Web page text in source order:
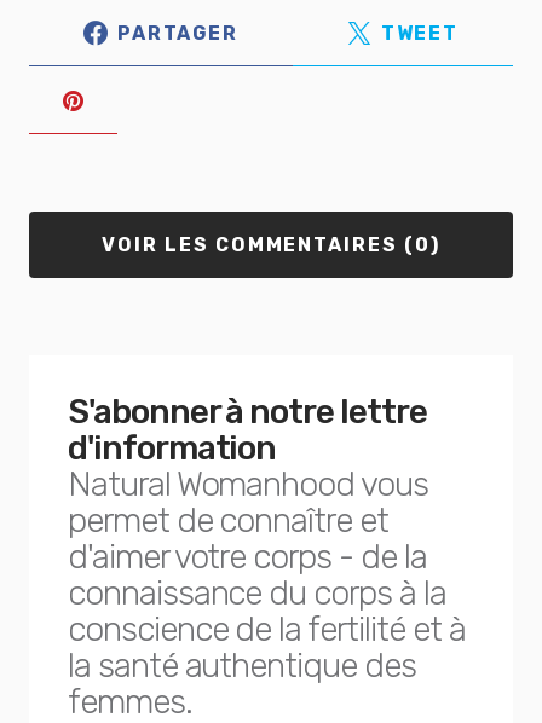
PARTAGER TWEET
VOIR LES COMMENTAIRES (0)
S'abonner à notre lettre
d'information
Natural Womanhood vous
permet de connaître et
d'aimer votre corps - de la
connaissance du corps à la
conscience de la fertilité et à
la santé authentique des
femmes.